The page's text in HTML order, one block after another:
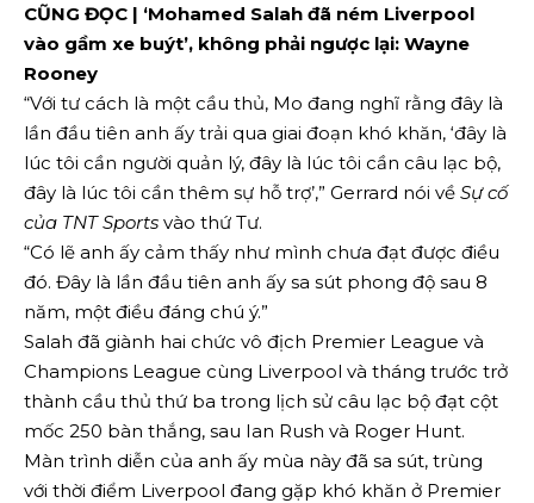
CŨNG ĐỌC | ‘Mohamed Salah đã ném Liverpool
vào gầm xe buýt’, không phải ngược lại: Wayne
Rooney
“Với tư cách là một cầu thủ, Mo đang nghĩ rằng đây là
lần đầu tiên anh ấy trải qua giai đoạn khó khăn, ‘đây là
lúc tôi cần người quản lý, đây là lúc tôi cần câu lạc bộ,
đây là lúc tôi cần thêm sự hỗ trợ’,” Gerrard nói về Sự cố
của TNT Sports vào thứ Tư.
“Có lẽ anh ấy cảm thấy như mình chưa đạt được điều
đó. Đây là lần đầu tiên anh ấy sa sút phong độ sau 8
năm, một điều đáng chú ý.”
Salah đã giành hai chức vô địch Premier League và
Champions League cùng Liverpool và tháng trước trở
thành cầu thủ thứ ba trong lịch sử câu lạc bộ đạt cột
mốc 250 bàn thắng, sau Ian Rush và Roger Hunt.
Màn trình diễn của anh ấy mùa này đã sa sút, trùng
với thời điểm Liverpool đang gặp khó khăn ở Premier